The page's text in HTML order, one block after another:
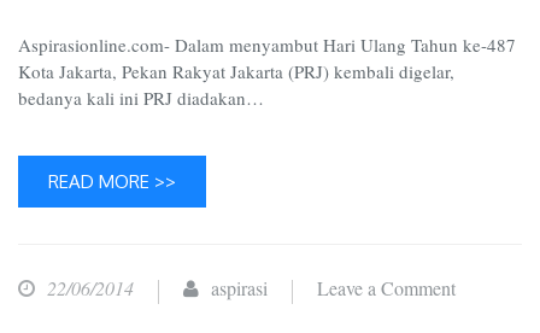
JAKARTA
Aspirasionline.com- Dalam menyambut Hari Ulang Tahun ke-487
Kota Jakarta, Pekan Rakyat Jakarta (PRJ) kembali digelar,
bedanya kali ini PRJ diadakan…
READ MORE >>
22/06/2014 aspirasi Leave a Commenton